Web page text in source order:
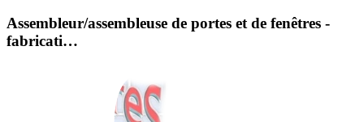
Assembleur/assembleuse de portes et de fenêtres -
fabricati…